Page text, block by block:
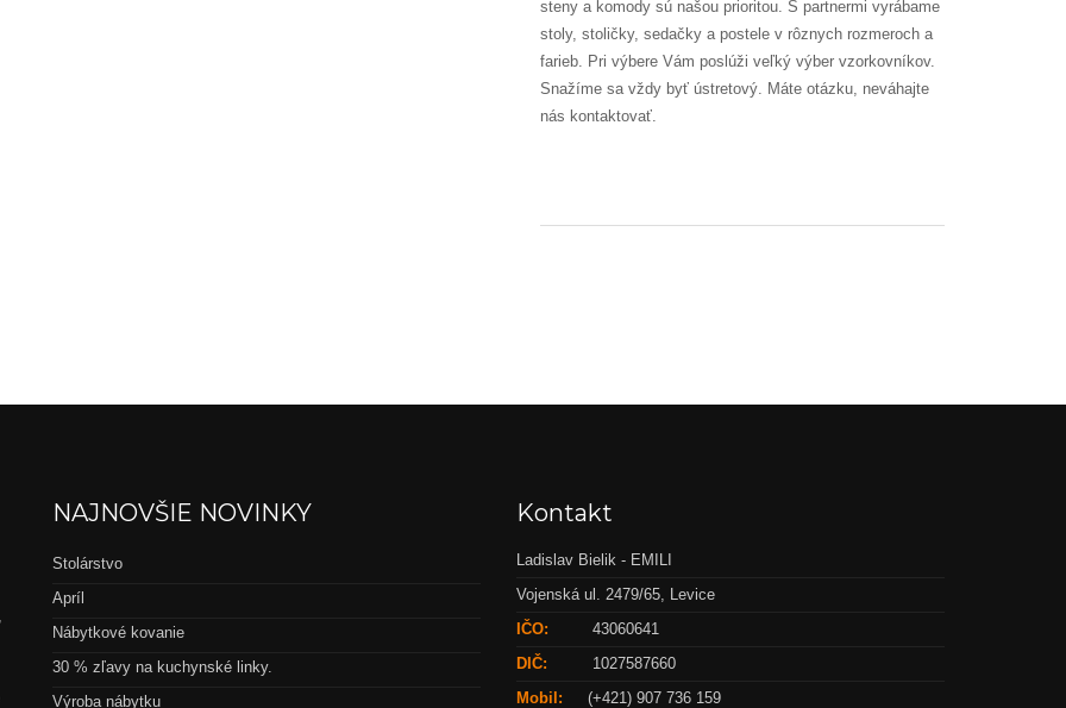
steny a komody sú našou prioritou. S partnermi vyrábame
stoly, stoličky, sedačky a postele v rôznych rozmeroch a
farieb. Pri výbere Vám poslúži veľký výber vzorkovníkov.
Snažíme sa vždy byť ústretový. Máte otázku, neváhajte
nás kontaktovať.
NAJNOVŠIE NOVINKY
Stolárstvo
Apríl
Nábytkové kovanie
30 % zľavy na kuchynské linky.
Výroba nábytku
Kontakt
Ladislav Bielik - EMILI
Vojenská ul. 2479/65, Levice
IČO:
43060641
DIČ:
1027587660
Mobil:
(+421) 907 736 159